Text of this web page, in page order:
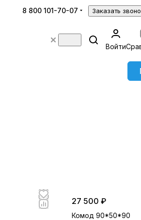
8 800 101-70-07 Заказать
Войти
27 500 ₽
Комод 90*50*90